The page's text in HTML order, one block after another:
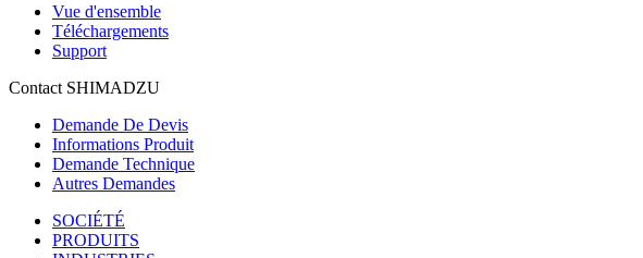
Vue d'ensemble
Téléchargements
Support
Contact SHIMADZU
Demande De Devis
Informations Produit
Demande Technique
Autres Demandes
SOCIÉTÉ
PRODUITS